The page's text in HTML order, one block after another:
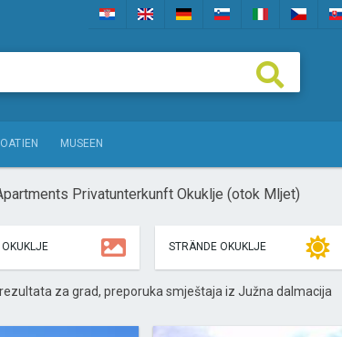
MUSEEN
Privatunterkunft Okuklje (otok Mljet)
OKUKLJE STRÄNDE OKUKLJE
za grad, preporuka smještaja iz Južna dalmacija